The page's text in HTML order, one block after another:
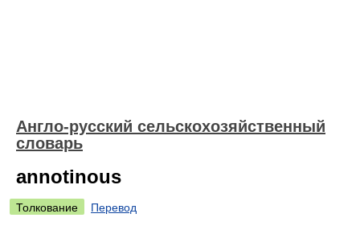
Англо-русский сельскохозяйственный
словарь
annotinous
Толкование
Перевод